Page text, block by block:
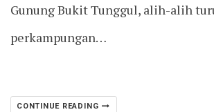
Gunung Bukit Tunggul, alih-alih
perkampungan…
CONTINUE READING